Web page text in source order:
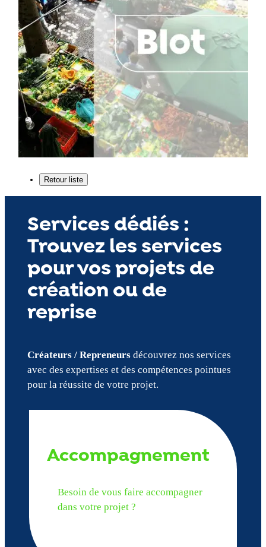
Services dédiés :
Trouvez les services
pour vos projets de
création ou de
reprise
Créateurs / Repreneursdécouvrez nos services
avec des expertises et des compétences pointues
pour la réussite de votre projet.
Accompagnement
Besoin de vous faire accompagner
dans votre projet ?